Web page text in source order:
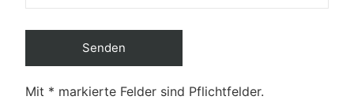
Mit * markierte Felder sind Pflichtfelder.